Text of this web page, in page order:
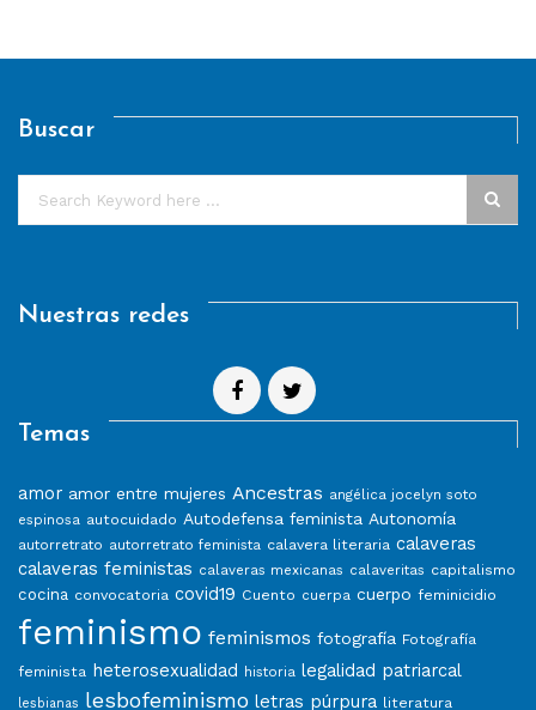
Buscar
Nuestras redes
Temas
amor amor entre mujeres Ancestras angélica jocelyn soto
espinosa autocuidado Autodefensa feminista Autonomía
autorretrato autorretrato feminista calavera literaria calaveras
calaveras feministas calaveras mexicanas calaveritas capitalismo
cocina convocatoria covid19 Cuento cuerpa cuerpo feminicidio
feminismo feminismos fotografía Fotografía
feminista heterosexualidad historia legalidad patriarcal
lesbianas lesbofeminismo letras púrpura literatura